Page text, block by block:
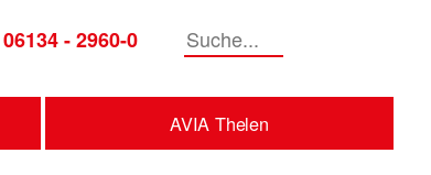
06134 - 2960-0 Suche
AVIA Thelen